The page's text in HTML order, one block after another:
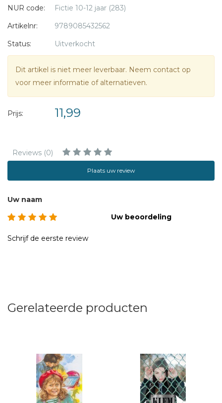
NUR code:
Fictie 10-12 jaar (283)
Artikelnr:
9789085432562
Status:
Uitverkocht
Dit artikel is niet meer leverbaar. Neem contact op
voor meer informatie of alternatieven.
Prijs: 11,99
Reviews (0)
Plaats uw review
Uw naam
Uw beoordeling
Schrijf de eerste review
Gerelateerde producten